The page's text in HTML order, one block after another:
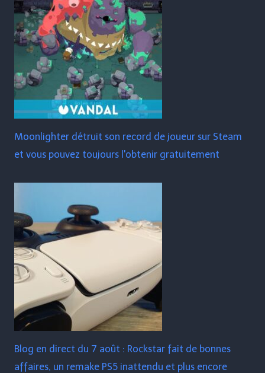
Moonlighter détruit son record de joueur sur Steam
et vous pouvez toujours l'obtenir gratuitement
Blog en direct du 7 août : Rockstar fait de bonnes
affaires, un remake PS5 inattendu et plus encore